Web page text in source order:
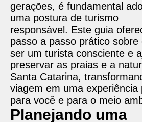
gerações, é fundamental
uma postura de turismo
responsável. Este guia
passo a passo prático sobre
ser um turista consciente e
preservar as praias e a
Santa Catarina,
viagem em uma experiência
para você e para o meio
Planejando uma